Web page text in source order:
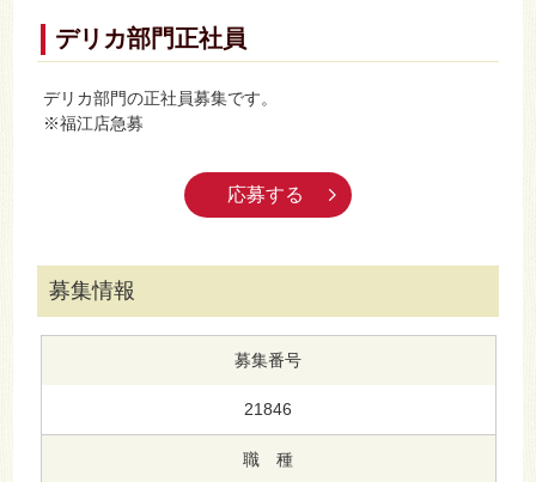
デリカ部門正社員
デリカ部門の正社員募集です。
※福江店急募
応募する
募集情報
募集番号
21846
職 種